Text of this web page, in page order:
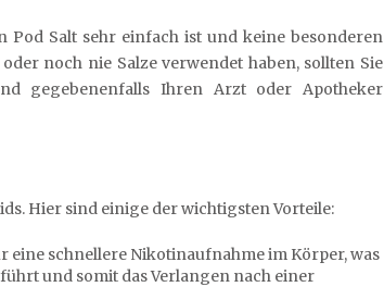
Pod Salt sehr einfach ist und keine besonderen
noch nie Salze verwendet haben, sollten Sie
gegebenenfalls Ihren Arzt oder Apotheker
Hier sind einige der wichtigsten Vorteile:
eine schnellere Nikotinaufnahme im Körper, was
und somit das Verlangen nach einer